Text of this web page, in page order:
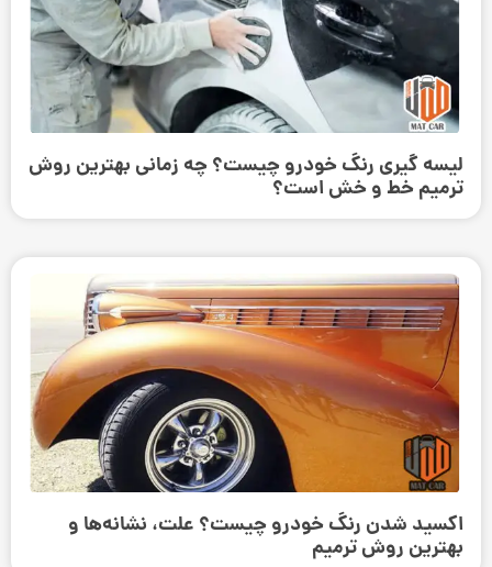
لیسه گیری رنگ خودرو چیست؟ چه زمانی بهترین روش
ترمیم خط و خش است؟
اکسید شدن رنگ خودرو چیست؟ علت، نشانه‌ها و
بهترین روش ترمیم